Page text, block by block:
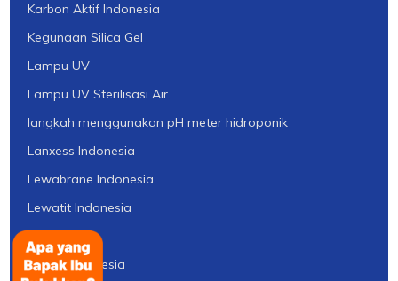
Karbon Aktif Indonesia
Kegunaan Silica Gel
Lampu UV
Lampu UV Sterilisasi Air
langkah menggunakan pH meter hidroponik
Lanxess Indonesia
Lewabrane Indonesia
Lewatit Indonesia
Lutron
Lutron Indonesia